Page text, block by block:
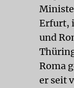
Erfurt,
und
Roma
er seit